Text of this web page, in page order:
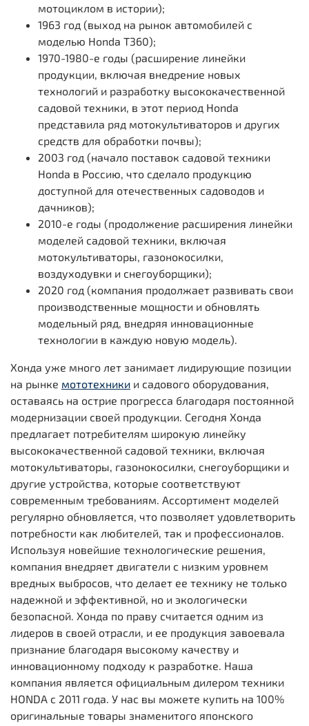
мотоциклом в истории);
1963 год (выход на рынок автомобилей с
моделью Honda T360);
1970-1980-е годы (расширение линейки
продукции, включая внедрение новых
технологий и разработку высококачественной
садовой техники, в этот период Honda
представила ряд мотокультиваторов и других
средств для обработки почвы);
2003 год (начало поставок садовой техники
Honda в Россию, что сделало продукцию
доступной для отечественных садоводов и
дачников);
2010-е годы (продолжение расширения линейки
моделей садовой техники, включая
мотокультиваторы, газонокосилки,
воздуходувки и снегоуборщики);
2020 год (компания продолжает развивать свои
производственные мощности и обновлять
модельный ряд, внедряя инновационные
технологии в каждую новую модель).
Хонда уже много лет занимает лидирующие позиции
на рынке мототехники и садового оборудования,
оставаясь на острие прогресса благодаря постоянной
модернизации своей продукции. Сегодня Хонда
предлагает потребителям широкую линейку
высококачественной садовой техники, включая
мотокультиваторы, газонокосилки, снегоуборщики и
другие устройства, которые соответствуют
современным требованиям. Ассортимент моделей
регулярно обновляется, что позволяет удовлетворить
потребности как любителей, так и профессионалов.
Используя новейшие технологические решения,
компания внедряет двигатели с низким уровнем
вредных выбросов, что делает ее технику не только
надежной и эффективной, но и экологически
безопасной. Хонда по праву считается одним из
лидеров в своей отрасли, и ее продукция завоевала
признание благодаря высокому качеству и
инновационному подходу к разработке. Наша
компания является официальным дилером техники
HONDA с 2011 года. У нас вы можете купить на 100%
оригинальные товары знаменитого японского